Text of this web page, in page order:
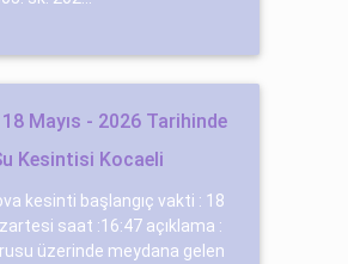
18 Mayıs - 2026 Tarihinde
Kesintisi Kocaeli
kesinti başlangıç vakti : 18
saat :16:47 açıklama :
üzerinde meydana gelen